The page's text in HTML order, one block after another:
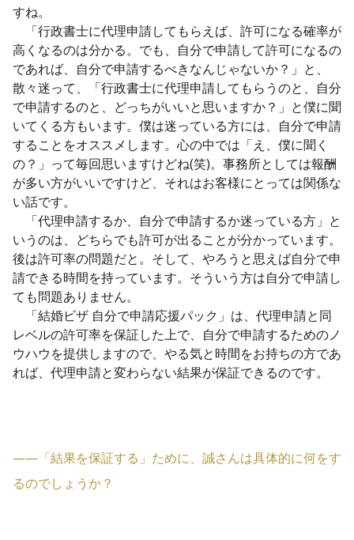
すね。
「行政書士に代理申請してもらえば、許可になる確率が
高くなるのは分かる。でも、自分で申請して許可になるの
であれば、自分で申請するべきなんじゃないか？」と、
散々迷って、「行政書士に代理申請してもらうのと、自分
で申請するのと、どっちがいいと思いますか？」と僕に聞
いてくる方もいます。僕は迷っている方には、自分で申請
することをオススメします。心の中では「え、僕に聞く
の？」って毎回思いますけどね(笑)。事務所としては報酬
が多い方がいいですけど、それはお客様にとっては関係な
い話です。
「代理申請するか、自分で申請するか迷っている方」と
いうのは、どちらでも許可が出ることが分かっています。
後は許可率の問題だと。そして、やろうと思えば自分で申
請できる時間を持っています。そういう方は自分で申請し
ても問題ありません。
「結婚ビザ 自分で申請応援パック」​ は、代理申請と同
レベルの許可率を保証した上で、自分で申請するためのノ
ウハウを提供しますので、やる気と時間をお持ちの方であ
れば、代理申請と変わらない結果が保証できるのです。
――「結果を保証する」ために、誠さんは具体的に何をす
るのでしょうか？